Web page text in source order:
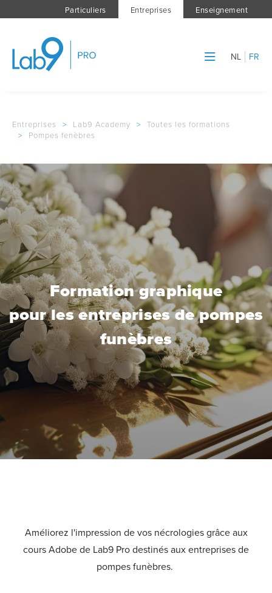
Particuliers Entreprises Enseignement
NL FR
Entreprises > Lab9 Academy >
Toutes les formations
>
Pompes fenèbres
Formation graphique
pour les entreprises de pompes
funèbres
Améliorez l'impression de vos nécrologies grâce aux
cours Adobe de Lab9 Pro destinés aux entreprises de
pompes funèbres.